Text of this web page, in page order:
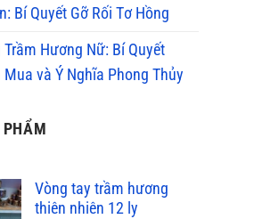
Bí Quyết Gỡ Rối Tơ Hồng
Trầm Hương Nữ: Bí Quyết
Mua và Ý Nghĩa Phong Thủy
Vòng tay trầm hương
thiên nhiên 12 ly